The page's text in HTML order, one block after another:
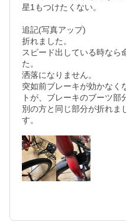
星1もつけたくない。
追記(写真アップ)
折れました。
スピード出している時なら
た。
洒落になりません。
突如前ブレーキが効かなく
トが、ブレーキのブーツ部
別の方と同じ部分が折れま